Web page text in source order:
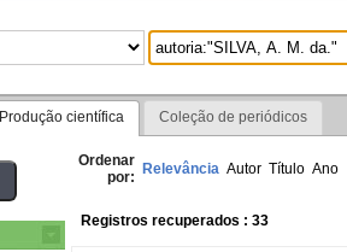
Produção científica Coleção de periódicos
Ordenar
por: Relevância Autor Título Ano
Registros recuperados : 33